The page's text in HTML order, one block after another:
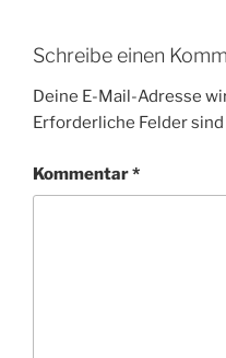
Schreibe einen
Deine E-Mail-Adresse
Erforderliche Felder
Kommentar*